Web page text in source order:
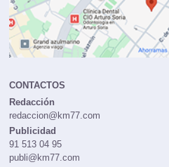
CONTACTOS
Redacción
redaccion@km77.com
Publicidad
91 513 04 95
publi@km77.com